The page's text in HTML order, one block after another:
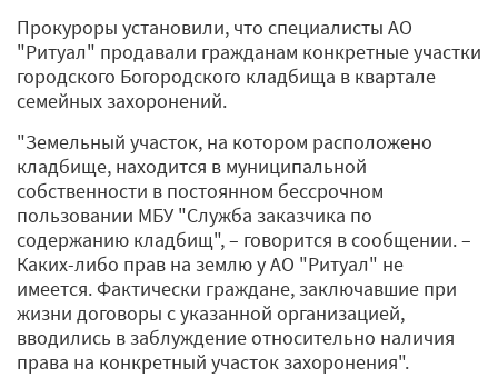
Прокуроры установили, что специалисты АО
"Ритуал" продавали гражданам конкретные участки
городского Богородского кладбища в квартале
семейных захоронений.
"Земельный участок, на котором расположено
кладбище, находится в муниципальной
собственности в постоянном бессрочном
пользовании МБУ "Служба заказчика по
содержанию кладбищ", – говорится в сообщении. –
Каких-либо прав на землю у АО "Ритуал" не
имеется. Фактически граждане, заключавшие при
жизни договоры с указанной организацией,
вводились в заблуждение относительно наличия
права на конкретный участок захоронения".